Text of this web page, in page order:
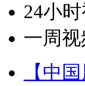
24小
一周
【中